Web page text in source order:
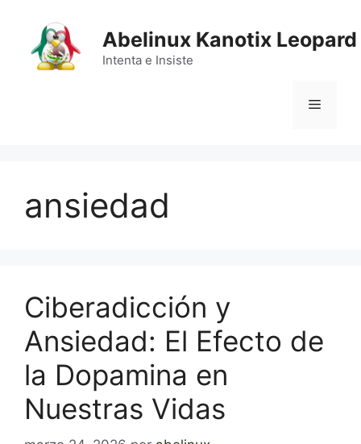
contenido
Abelinux Kanotix Leopard
Intenta e Insiste
Menú
ansiedad
Ciberadicción y
Ansiedad: El Efecto de
la Dopamina en
Nuestras Vidas